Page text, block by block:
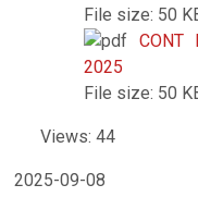
File size: 50
CONT
2025
File size: 50
Views: 44
2025-09-08